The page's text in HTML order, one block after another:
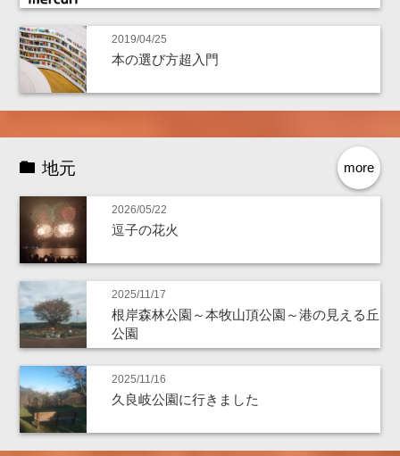
2019/04/25
本の選び方超入門
more
地元
2026/05/22
逗子の花火
2025/11/17
根岸森林公園～本牧山頂公園～港の見える丘
公園
2025/11/16
久良岐公園に行きました